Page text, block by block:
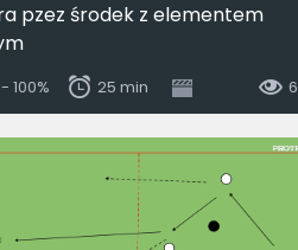
pzez środek z elementem
100% 25 min 6